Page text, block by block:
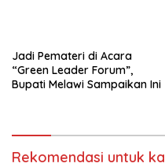
Jadi Pemateri di Acara
“Green Leader Forum”,
Bupati Melawi Sampaikan Ini
Rekomendasi untuk